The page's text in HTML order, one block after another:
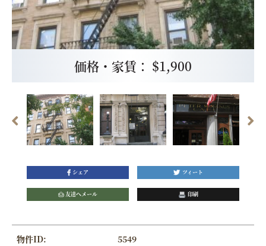
価格・家賃： $1,900
シェア ツィート
友達へメール 印刷
物件ID: 5549